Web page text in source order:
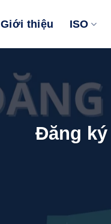
Giới thiệu ISO
Đăng ký